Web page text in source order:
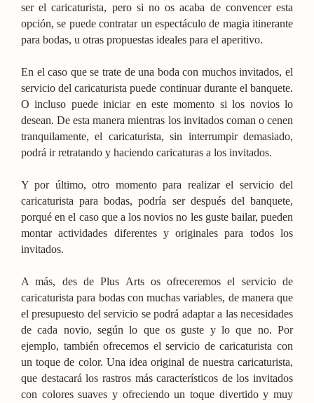
ser el caricaturista, pero si no os acaba de convencer esta
opción, se puede contratar un espectáculo de magia itinerante
para bodas, u otras propuestas ideales para el aperitivo.
En el caso que se trate de una boda con muchos invitados, el
servicio del caricaturista puede continuar durante el banquete.
O incluso puede iniciar en este momento si los novios lo
desean. De esta manera mientras los invitados coman o cenen
tranquilamente, el caricaturista, sin interrumpir demasiado,
podrá ir retratando y haciendo caricaturas a los invitados.
Y por último, otro momento para realizar el servicio del
caricaturista para bodas, podría ser después del banquete,
porqué en el caso que a los novios no les guste bailar, pueden
montar actividades diferentes y originales para todos los
invitados.
A más, des de Plus Arts os ofreceremos el servicio de
caricaturista para bodas con muchas variables, de manera que
el presupuesto del servicio se podrá adaptar a las necesidades
de cada novio, según lo que os guste y lo que no. Por
ejemplo, también ofrecemos el servicio de caricaturista con
un toque de color. Una idea original de nuestra caricaturista,
que destacará los rastros más característicos de los invitados
con colores suaves y ofreciendo un toque divertido y muy